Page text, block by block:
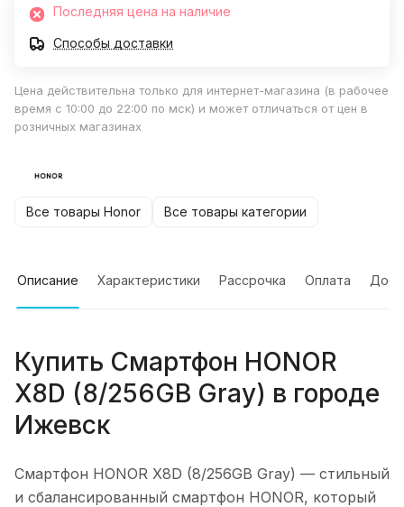
Последняя цена на наличие
Способы доставки
Цена действительна только для интернет-магазина (в рабочее
время с 10:00 до 22:00 по мск) и может отличаться от цен в
розничных магазинах
Все товары Honor Все товары категории
Описание Характеристики Рассрочка Оплата
Купить Смартфон HONOR
X8D (8/256GB Gray) в городе
Ижевск
Смартфон HONOR X8D (8/256GB Gray) — стильный
и сбалансированный смартфон HONOR, который